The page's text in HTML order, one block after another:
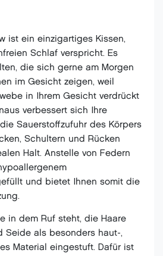
ist ein einzigartiges Kissen,
Schlaf verspricht. Es
die sich gerne am Morgen
im Gesicht zeigen, weil
in Ihrem Gesicht verdrückt
verbessert sich Ihre
Sauerstoffzufuhr des Körpers
Schultern und Rücken
Halt. Anstelle von Federn
und bietet Ihnen somit die
in dem Ruf steht, die Haare
Seide als besonders haut-,
Material eingestuft. Dafür ist